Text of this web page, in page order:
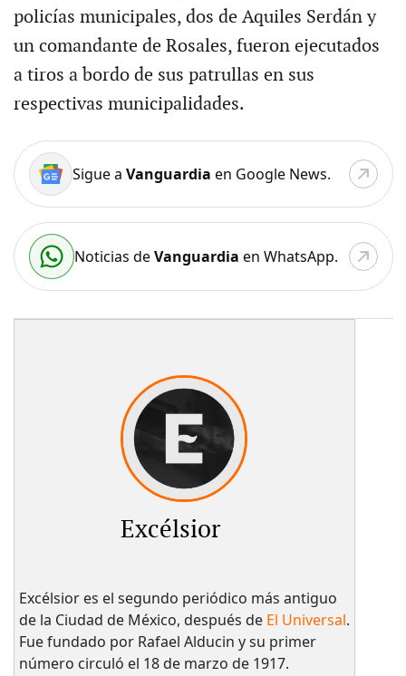
policías municipales, dos de Aquiles Serdán y
un comandante de Rosales, fueron ejecutados
a tiros a bordo de sus patrullas en sus
respectivas municipalidades.
Sigue a Vanguardia en Google News.
Noticias deVanguardia en WhatsApp.
Excélsior
Excélsior es el segundo periódico más antiguo
de la Ciudad de México, después de El Universal.
Fue fundado por Rafael Alducin y su primer
número circuló el 18 de marzo de 1917.